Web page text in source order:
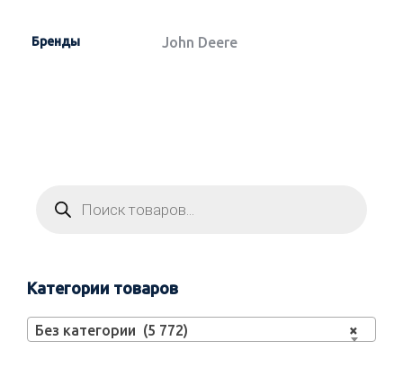
Бренды John Deere
Категории товаров
×
Без категории (5 772)